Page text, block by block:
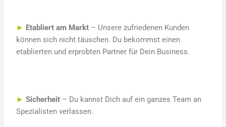
► Etabliert am Markt – Unsere zufriedenen Kunden
können sich nicht täuschen. Du bekommst einen
etablierten und erprobten Partner für Dein Business.
► Sicherheit – Du kannst Dich auf ein ganzes Team an
Spezialisten verlassen.